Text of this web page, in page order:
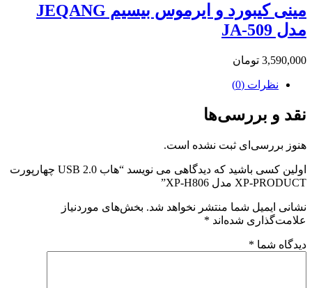
مینی کیبورد و ایرموس بیسیم JEQANG
مدل JA-509
3,590,000 تومان
نظرات (0)
نقد و بررسی‌ها
هنوز بررسی‌ای ثبت نشده است.
اولین کسی باشید که دیدگاهی می نویسد “هاب USB 2.0 چهارپورت
XP-PRODUCT مدل XP-H806”
نشانی ایمیل شما منتشر نخواهد شد. بخش‌های موردنیاز
علامت‌گذاری شده‌اند *
دیدگاه شما *